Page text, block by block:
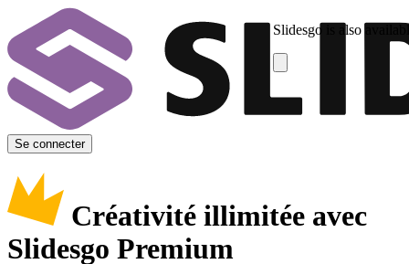
Slidesgo is also
Se connecter
Créativité illimitée avec
Slidesgo Premium